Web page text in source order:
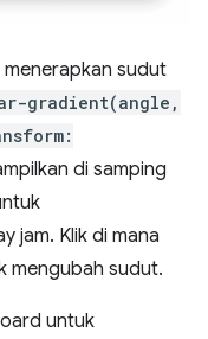
menerapkan sudut
gradient(angle,
di samping
jam. Klik di mana
mengubah sudut.
untuk